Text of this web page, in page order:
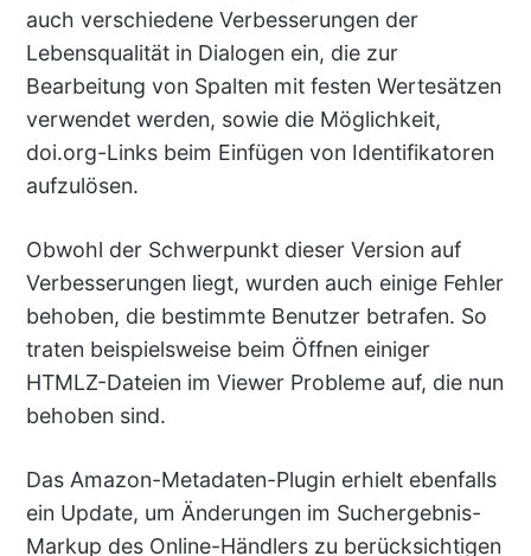
auch verschiedene Verbesserungen der
Lebensqualität in Dialogen ein, die zur
Bearbeitung von Spalten mit festen Wertesätzen
verwendet werden, sowie die Möglichkeit,
doi.org-Links beim Einfügen von Identifikatoren
aufzulösen.
Obwohl der Schwerpunkt dieser Version auf
Verbesserungen liegt, wurden auch einige Fehler
behoben, die bestimmte Benutzer betrafen. So
traten beispielsweise beim Öffnen einiger
HTMLZ-Dateien im Viewer Probleme auf, die nun
behoben sind.
Das Amazon-Metadaten-Plugin erhielt ebenfalls
ein Update, um Änderungen im Suchergebnis-
Markup des Online-Händlers zu berücksichtigen